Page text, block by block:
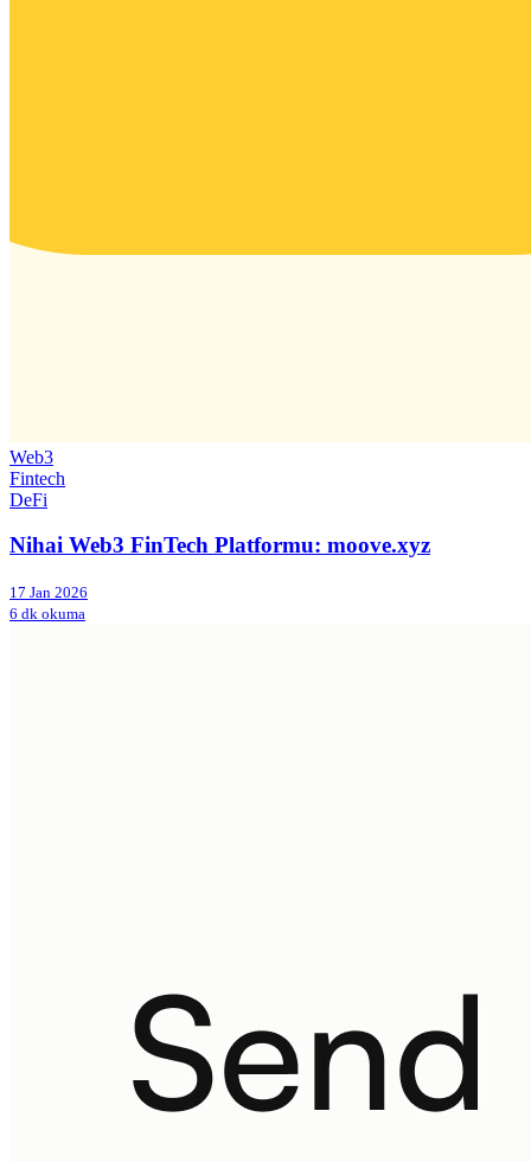
Web3
Fintech
DeFi
Nihai Web3 FinTech Platformu: moove.xyz
17 Jan 2026
6 dk okuma